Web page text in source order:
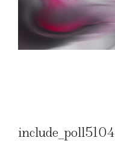
include_poll5104